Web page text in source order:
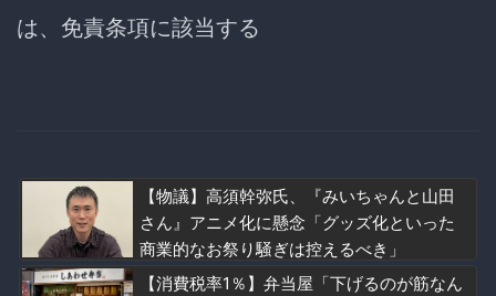
は、免責条項に該当する
【物議】高須幹弥氏、『みいちゃんと山田
さん』アニメ化に懸念「グッズ化といった
商業的なお祭り騒ぎは控えるべき」
【消費税率1％】弁当屋「下げるのが筋なん